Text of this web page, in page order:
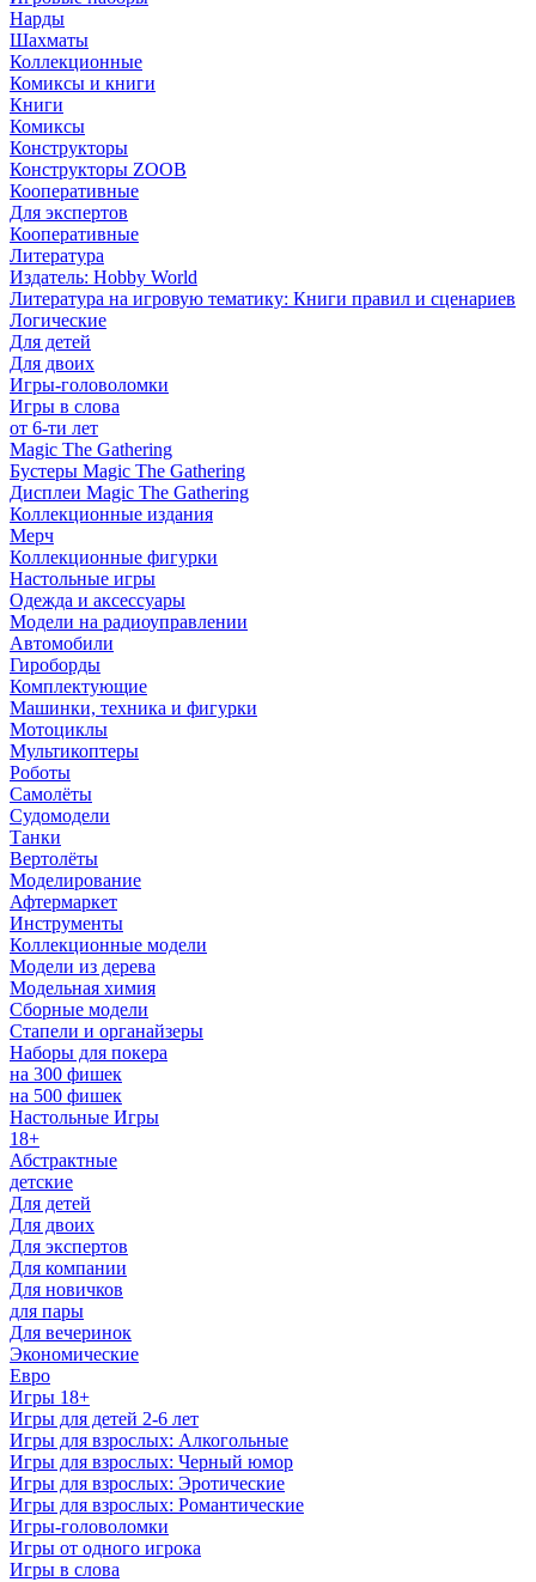
Нарды
Шахматы
Коллекционные
Комиксы и книги
Книги
Комиксы
Конструкторы
Конструкторы ZOOB
Кооперативные
Для экспертов
Кооперативные
Литература
Издатель: Hobby World
Литература на игровую тематику: Книги правил и сценариев
Логические
Для детей
Для двоих
Игры-головоломки
Игры в слова
от 6-ти лет
Magic The Gathering
Бустеры Magic The Gathering
Дисплеи Magic The Gathering
Коллекционные издания
Мерч
Коллекционные фигурки
Настольные игры
Одежда и аксессуары
Модели на радиоуправлении
Автомобили
Гироборды
Комплектующие
Машинки, техника и фигурки
Мотоциклы
Мультикоптеры
Роботы
Самолёты
Судомодели
Танки
Вертолёты
Моделирование
Афтермаркет
Инструменты
Коллекционные модели
Модели из дерева
Модельная химия
Сборные модели
Стапели и органайзеры
Наборы для покера
на 300 фишек
на 500 фишек
Настольные Игры
18+
Абстрактные
детские
Для детей
Для двоих
Для экспертов
Для компании
Для новичков
для пары
Для вечеринок
Экономические
Евро
Игры 18+
Игры для детей 2-6 лет
Игры для взрослых: Алкогольные
Игры для взрослых: Черный юмор
Игры для взрослых: Эротические
Игры для взрослых: Романтические
Игры-головоломки
Игры от одного игрока
Игры в слова